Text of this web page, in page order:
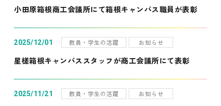
小田原箱根商工会議所にて箱根キャンパス職員が表彰
2025/12/01 教員・学生の活躍 お知らせ
星槎箱根キャンパススタッフが商工会議所にて表彰
2025/11/21 教員・学生の活躍 お知らせ